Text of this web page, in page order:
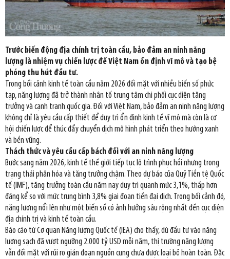
Trước biến động địa chính trị toàn cầu, bảo đảm an ninh năng
lượng là nhiệm vụ chiến lược để Việt Nam ổn định vĩ mô và tạo bệ
phóng thu hút đầu tư.
Trong bối cảnh kinh tế toàn cầu năm 2026 đối mặt với nhiều biến số phức
tạp, năng lượng đã trở thành nhân tố trung tâm chi phối cục diện tăng
trưởng và cạnh tranh quốc gia. Đối với Việt Nam, bảo đảm an ninh năng lượng
không chỉ là yêu cầu cấp thiết để duy trì ổn định kinh tế vĩ mô mà còn là cơ
hội chiến lược để thúc đẩy chuyển dịch mô hình phát triển theo hướng xanh
và bền vững.
Thách thức và yêu cầu cấp bách đối với an ninh năng lượng
Bước sang năm 2026, kinh tế thế giới tiếp tục lộ trình phục hồi nhưng trong
trạng thái phân hóa và tăng trưởng chậm. Theo dự báo của Quỹ Tiền tệ Quốc
tế (IMF), tăng trưởng toàn cầu năm nay duy trì quanh mức 3,1%, thấp hơn
đáng kể so với mức trung bình 3,8% giai đoạn tiền đại dịch. Trong bối cảnh đó,
năng lượng nổi lên như một biến số có ảnh hưởng sâu rộng nhất đến cục diện
địa chính trị và kinh tế toàn cầu.
Báo cáo từ Cơ quan Năng lượng Quốc tế (IEA) cho thấy, dù đầu tư vào năng
lượng sạch đã vượt ngưỡng 2.000 tỷ USD mỗi năm, thị trường năng lượng
vẫn đối mặt với rủi ro gián đoạn nguồn cung chưa được loại bỏ hoàn toàn. Đặc